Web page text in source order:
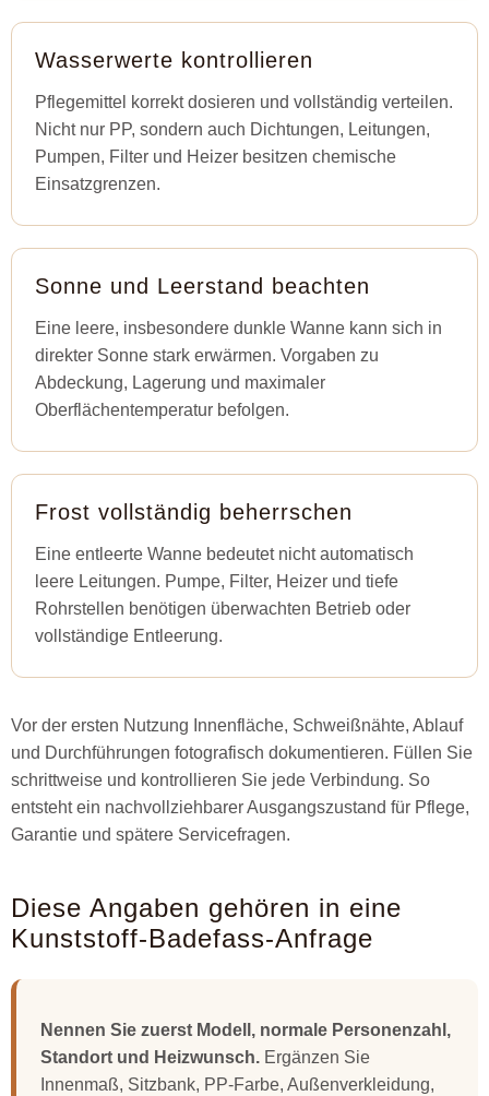
Wasserwerte kontrollieren
Pflegemittel korrekt dosieren und vollständig verteilen.
Nicht nur PP, sondern auch Dichtungen, Leitungen,
Pumpen, Filter und Heizer besitzen chemische
Einsatzgrenzen.
Sonne und Leerstand beachten
Eine leere, insbesondere dunkle Wanne kann sich in
direkter Sonne stark erwärmen. Vorgaben zu
Abdeckung, Lagerung und maximaler
Oberflächentemperatur befolgen.
Frost vollständig beherrschen
Eine entleerte Wanne bedeutet nicht automatisch
leere Leitungen. Pumpe, Filter, Heizer und tiefe
Rohrstellen benötigen überwachten Betrieb oder
vollständige Entleerung.
Vor der ersten Nutzung Innenfläche, Schweißnähte, Ablauf
und Durchführungen fotografisch dokumentieren. Füllen Sie
schrittweise und kontrollieren Sie jede Verbindung. So
entsteht ein nachvollziehbarer Ausgangszustand für Pflege,
Garantie und spätere Servicefragen.
Diese Angaben gehören in eine
Kunststoff-Badefass-Anfrage
Nennen Sie zuerst Modell, normale Personenzahl,
Standort und Heizwunsch. Ergänzen Sie
Innenmaß, Sitzbank, PP-Farbe, Außenverkleidung,